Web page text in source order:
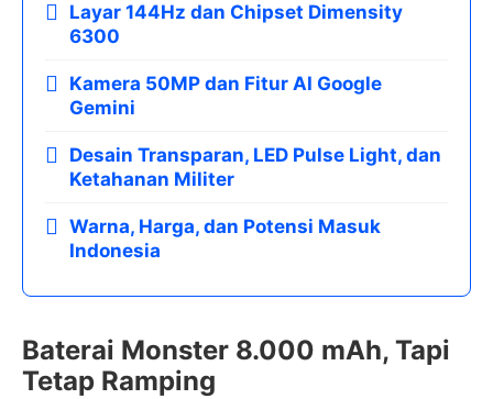
Layar 144Hz dan Chipset Dimensity
6300
Kamera 50MP dan Fitur AI Google
Gemini
Desain Transparan, LED Pulse Light, dan
Ketahanan Militer
Warna, Harga, dan Potensi Masuk
Indonesia
Baterai Monster 8.000 mAh, Tapi
Tetap Ramping